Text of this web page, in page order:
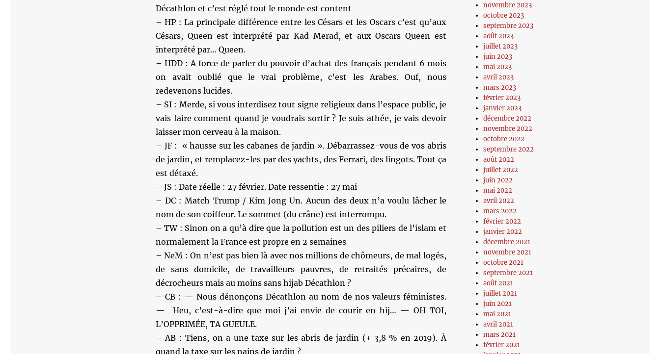
Décathlon et c’est réglé tout le monde est content
– HP : La principale différence entre les Césars et les Oscars c’est qu’aux
Césars, Queen est interprété par Kad Merad, et aux Oscars Queen est
interprété par… Queen.
– HDD : A force de parler du pouvoir d’achat des français pendant 6 mois
on avait oublié que le vrai problème, c’est les Arabes. Ouf, nous
redevenons lucides.
– SI : Merde, si vous interdisez tout signe religieux dans l’espace public, je
vais faire comment quand je voudrais sortir ? Je suis athée, je vais devoir
laisser mon cerveau à la maison.
– JF : « hausse sur les cabanes de jardin ». Débarrassez-vous de vos abris
de jardin, et remplacez-les par des yachts, des Ferrari, des lingots. Tout ça
est détaxé.
– JS : Date réelle : 27 février. Date ressentie : 27 mai
– DC : Match Trump / Kim Jong Un. Aucun des deux n’a voulu lâcher le
nom de son coiffeur. Le sommet (du crâne) est interrompu.
– TW : Sinon on a qu’à dire que la pollution est un des piliers de l’islam et
normalement la France est propre en 2 semaines
– NeM : On n’est pas bien là avec nos millions de chômeurs, de mal logés,
de sans domicile, de travailleurs pauvres, de retraités précaires, de
décrocheurs mais au moins sans hijab Décathlon ?
– CB : — Nous dénonçons Décathlon au nom de nos valeurs féministes.
— Heu, c’est-à-dire que moi j’ai envie de courir en hij… — OH TOI,
L’OPPRIMÉE, TA GUEULE.
– AB : Tiens, on a une taxe sur les abris de jardin (+ 3,8 % en 2019). À
quand la taxe sur les nains de jardin ?
novembre 2023
octobre 2023
septembre 2023
août 2023
juillet 2023
juin 2023
mai 2023
avril 2023
mars 2023
février 2023
janvier 2023
décembre 2022
novembre 2022
octobre 2022
septembre 2022
août 2022
juillet 2022
juin 2022
mai 2022
avril 2022
mars 2022
février 2022
janvier 2022
décembre 2021
novembre 2021
octobre 2021
septembre 2021
août 2021
juillet 2021
juin 2021
mai 2021
avril 2021
mars 2021
février 2021